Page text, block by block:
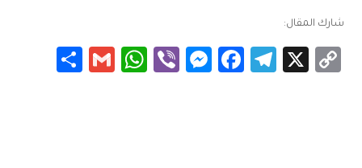
شارك المقال:
Copy
X
Telegram
Facebook
Messenger
Viber
WhatsApp
Gmail